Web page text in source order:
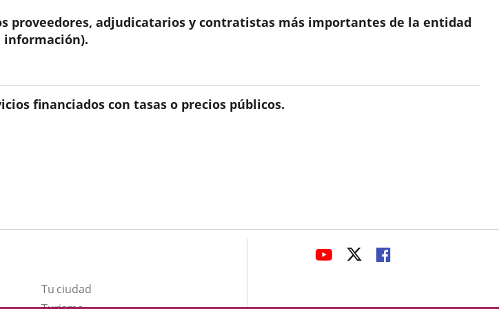
proveedores, adjudicatarios y contratistas más importantes de la entidad
información).
financiados con tasas o precios públicos.
Tu ciudad
ENLACE
APLICACIÓN
ENLACE
APLICACIÓN
ENLACE
APLICACIÓN